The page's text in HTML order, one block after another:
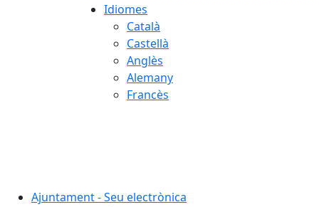
Idiomes
Català
Castellà
Anglès
Alemany
Francès
Ajuntament - Seu electrònica